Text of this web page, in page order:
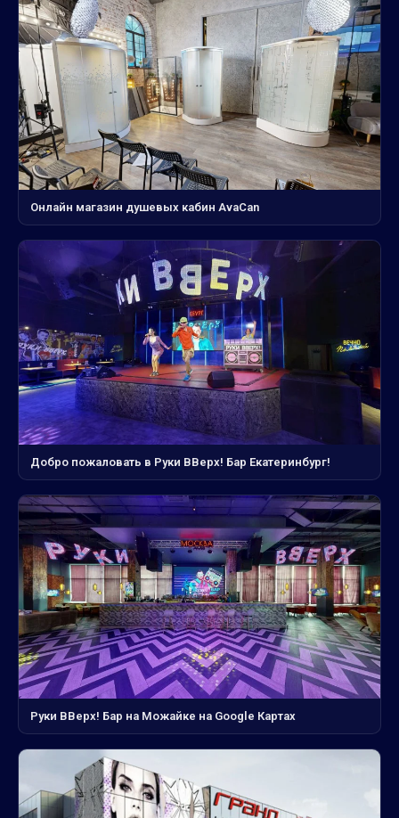
Онлайн магазин душевых кабин AvaCan
Добро пожаловать в Руки ВВерх! Бар Екатеринбург!
Руки ВВерх! Бар на Можайке на Google Картах